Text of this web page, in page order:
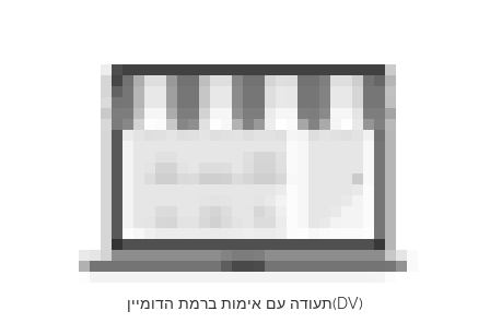
תעודה עם אימות ברמת הדומיין(DV)